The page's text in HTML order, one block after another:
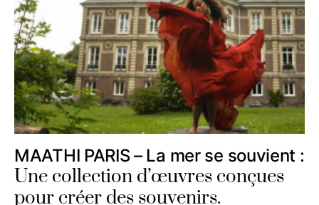
MAATHI PARIS – La mer se souvient :
Une collection d’œuvres conçues
pour créer des souvenirs.